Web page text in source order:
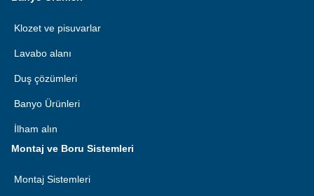
Klozet ve pisuvarlar
Lavabo alanı
Duş çözümleri
Banyo Ürünleri
İlham alın
Montaj ve Boru Sistemleri
Montaj Sistemleri